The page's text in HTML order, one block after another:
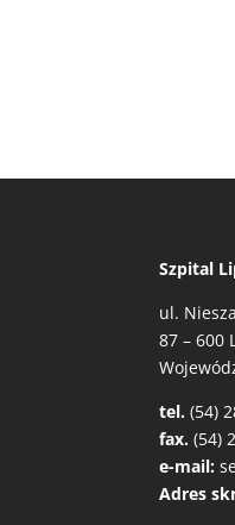
Szpital
ul.
87 – 600
tel. (54)
fax.(54)
e-mail:
Adres